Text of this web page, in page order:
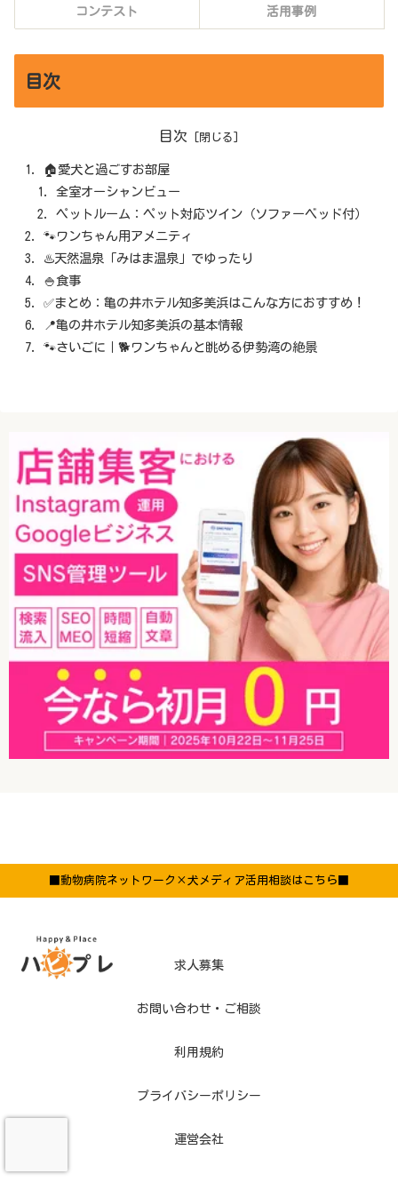
コンテスト
活用事例
目次
目次
🏠愛犬と過ごすお部屋
全室オーシャンビュー
ペットルーム：ペット対応ツイン（ソファーベッド付）
🐾ワンちゃん用アメニティ
♨️天然温泉「みはま温泉」でゆったり
🍚食事
✅まとめ：亀の井ホテル知多美浜はこんな方におすすめ！
📍亀の井ホテル知多美浜の基本情報
🐾さいごに｜🐕ワンちゃんと眺める伊勢湾の絶景
■動物病院ネットワーク×犬メディア活用相談はこちら■
求人募集
お問い合わせ・ご相談
利用規約
プライバシーポリシー
運営会社